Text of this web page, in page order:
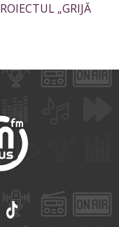
„GRIJĂ